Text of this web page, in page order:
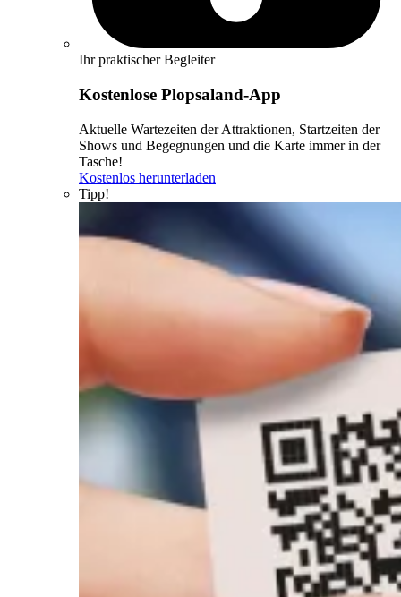
Ihr praktischer Begleiter
Kostenlose Plopsaland-App
Aktuelle Wartezeiten der Attraktionen, Startzeiten der
Shows und Begegnungen und die Karte immer in der
Tasche!
Kostenlos herunterladen
Tipp!